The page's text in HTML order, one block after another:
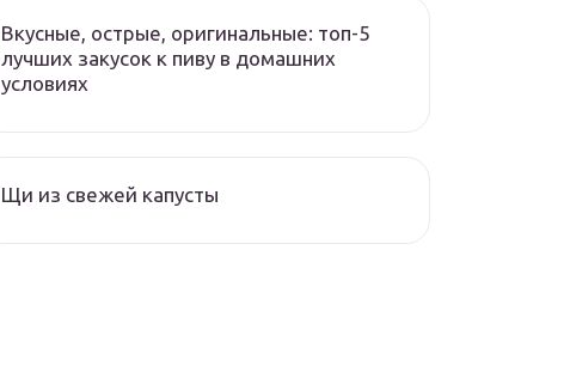
Вкусные, острые, оригинальные: топ-5
лучших закусок к пиву в домашних
условиях
Щи из свежей капусты